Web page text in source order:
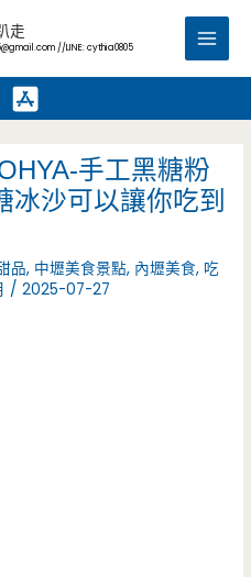
走
//LINE: cythia0805
Main
手工黑糖粉
冰沙可以讓你吃到
品, 中壢美食景點, 內壢美食, 吃
/2025-07-27